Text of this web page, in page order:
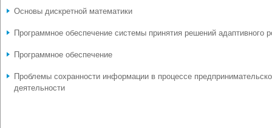
Основы дискретной математики
Программное обеспечение системы принятия решений адаптивного
Программное обеспечение
Проблемы сохранности информации в процессе
деятельности